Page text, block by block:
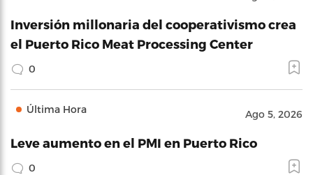
Inversión millonaria del cooperativismo crea
el Puerto Rico Meat Processing Center
0
Última Hora Ago 5, 2026
Leve aumento en el PMI en Puerto Rico
0